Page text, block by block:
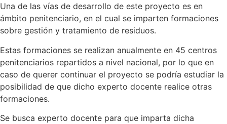
Una de las vías de desarrollo de este proyecto es en
ámbito penitenciario, en el cual se imparten formaciones
sobre gestión y tratamiento de residuos.
Estas formaciones se realizan anualmente en 45 centros
penitenciarios repartidos a nivel nacional, por lo que en
caso de querer continuar el proyecto se podría estudiar la
posibilidad de que dicho experto docente realice otras
formaciones.
Se busca experto docente para que imparta dicha